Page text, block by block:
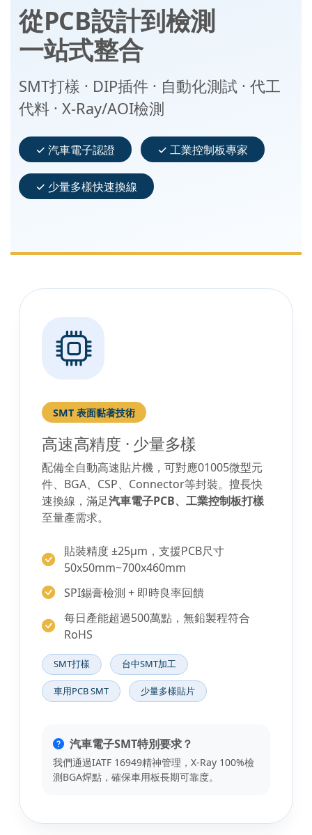
從PCB設計到檢測
一站式整合
SMT打樣 · DIP插件 · 自動化測試 · 代工
代料 · X-Ray/AOI檢測
✓ 汽車電子認證 ✓ 工業控制板專家
✓ 少量多樣快速換線
SMT 表面黏著技術
高速高精度 · 少量多樣
配備全自動高速貼片機，可對應01005微型元
件、BGA、CSP、Connector等封裝。擅長快
速換線，滿足汽車電子PCB、工業控制板打樣
至量產需求。
貼裝精度 ±25μm，支援PCB尺寸
50x50mm~700x460mm
SPI錫膏檢測 + 即時良率回饋
每日產能超過500萬點，無鉛製程符合
RoHS
SMT打樣 台中SMT加工
車用PCB SMT 少量多樣貼片
汽車電子SMT特別要求？
我們通過IATF 16949精神管理，X-Ray 100%檢
測BGA焊點，確保車用板長期可靠度。